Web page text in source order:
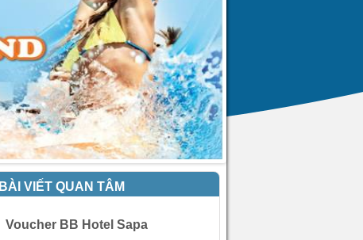
BÀI VIẾT QUAN TÂM
Voucher BB Hotel Sapa